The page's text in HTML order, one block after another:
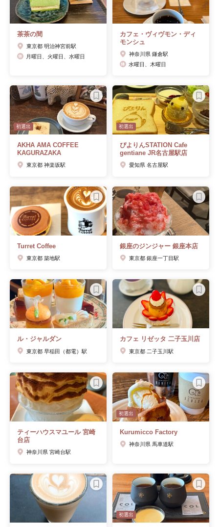
茶茶の間
東京都 明治神宮前駅
月曜日、火曜日、水曜日
カフェ・ヴィヴモン・ディ
モンシュ
神奈川県 鎌倉駅
水曜日、木曜日
初選出
AKHA AMA COFFEE
KAGURAZAKA
東京都 神楽坂駅
初選出
ぴよりんSTATION Cafe
gentiane JR名古屋駅店
愛知県 名古屋駅
Turret Coffee
東京都 築地駅
銀座のジンジャー 銀座本店
東京都 銀座一丁目駅
ル・ジャルダン
東京都 早稲田（都電）駅
カフェ リゼッタ 二子玉川店
東京都 二子玉川駅
ティーハウスマユール 宮崎
台店
神奈川県 宮崎台駅
初選出
Kurumicco Factory
神奈川県 馬車道駅
初選出